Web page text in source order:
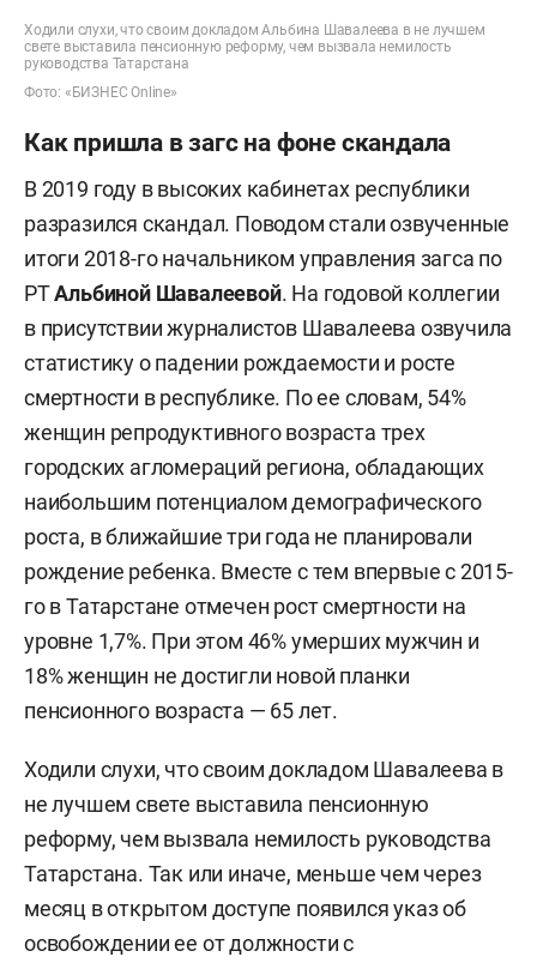
занимает сын ГаниеваАзат Ганиев. В период его
руководства студия выпустила мультфильм
«Татнефти», серию мультфильмов «Татарские
народные сказки» по заказу министерства
образования РТ, а также серию мультфильмов
«Сказки родного края», которые сейчас входят в
программу дошкольного обучения. Помимо
активной деятельности в студии, Ганиев-
младший преподает в Казанском
государственном институте культуры
дисциплину «управление креативными
индустриями».
Ходили слухи, что своим докладом Альбина Шавалеева в не лучшем
свете выставила пенсионную реформу, чем вызвала немилость
руководства Татарстана
Фото: «БИЗНЕС Online»
Как пришла в загс на фоне скандала
В 2019 году в высоких кабинетах республики
разразился скандал. Поводом стали озвученные
итоги 2018-го начальником управления загса по
РТАльбиной Шавалеевой. На годовой коллегии
в присутствии журналистов Шавалеева озвучила
статистику о падении рождаемости и росте
смертности в республике. По ее словам, 54%
женщин репродуктивного возраста трех
городских агломераций региона, обладающих
наибольшим потенциалом демографического
роста, в ближайшие три года не планировали
рождение ребенка. Вместе с тем впервые с 2015-
го в Татарстане отмечен рост смертности на
уровне 1,7%. При этом 46% умерших мужчин и
18% женщин не достигли новой планки
пенсионного возраста — 65 лет.
Ходили слухи, что своим докладом Шавалеева в
не лучшем свете выставила пенсионную
реформу, чем вызвала немилость руководства
Татарстана. Так или иначе, меньше чем через
месяц в открытом доступе появился указ об
освобождении ее от должности с